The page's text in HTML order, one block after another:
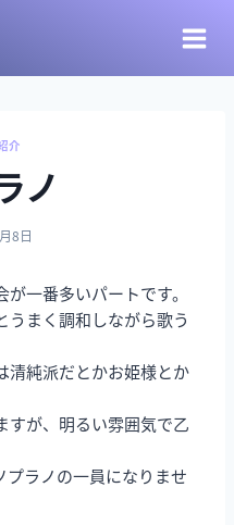
介
ノ
8日
一番多いパートです。
うまく調和しながら歌う
清純派だとかお姫様とか
すが、明るい雰囲気で乙
プラノの一員になりませ